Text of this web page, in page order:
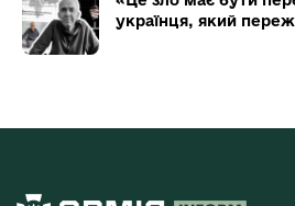
українця, який